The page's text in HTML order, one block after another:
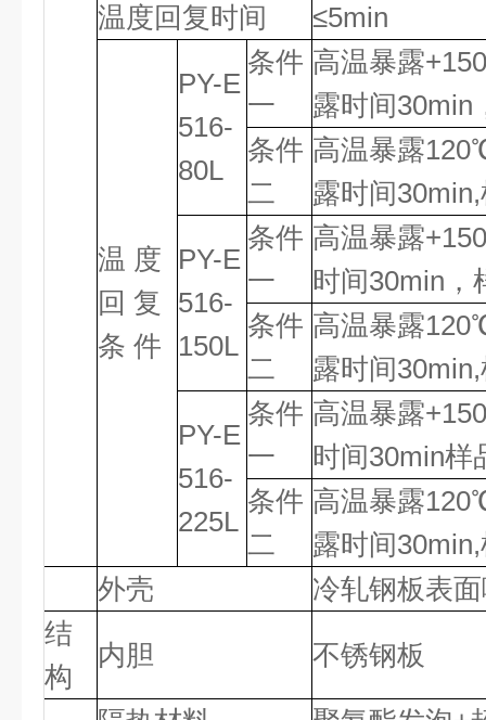
温度回复时间
≤5min
温 度
回 复
条 件
PY-E
516-
80L
条件
一
高温暴露
露时间30min
条件
二
高温暴露
露时间
PY-E
516-
150L
条件
一
高温暴露
时间30min，
条件
二
高温暴露
露时间
PY-E
516-
225L
条件
一
高温暴露
时间30min样
条件
二
高温暴露
露时间
外壳
冷轧钢板表
结
构
内胆 不锈钢板